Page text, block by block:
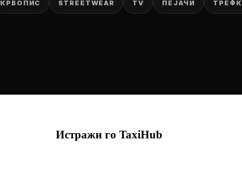
КРВОПИС STREETWEAR TV ПЕЈАЧИ
ИЗБЕРИ ОПЦИЈА
Истражи го TaxiHub